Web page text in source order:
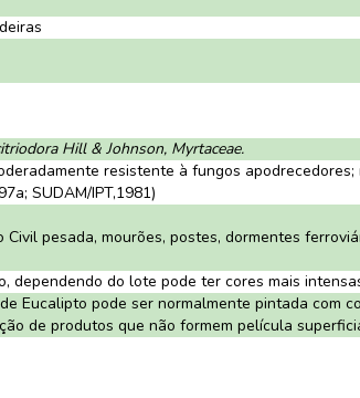
Hill & Johnson, Myrtaceae.
resistente à fungos
SUDAM/IPT,1981)
Civil pesada, mourões, postes, dormentes
dependendo do lote pode ter cores mais
Eucalipto pode ser normalmente pintada com
de produtos que não formem película